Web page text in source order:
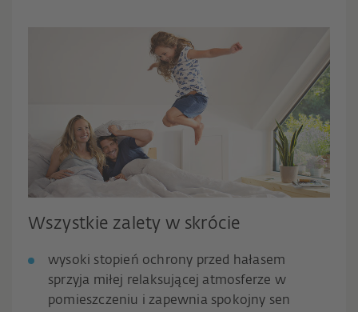
Wszystkie zalety w skrócie
wysoki stopień ochrony przed hałasem
sprzyja miłej relaksującej atmosferze w
pomieszczeniu i zapewnia spokojny sen